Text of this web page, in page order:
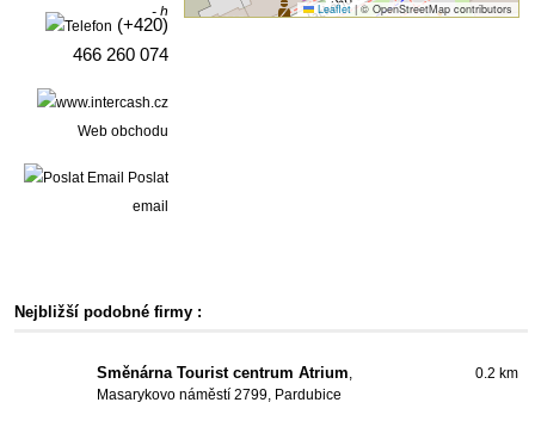
- h
(+420)
466 260 074
Web obchodu
Poslat
email
Leaflet |© OpenStreetMap contributors
Nejbližší podobné firmy :
Směnárna Tourist centrum Atrium,
Masarykovo náměstí 2799, Pardubice
0.2 km